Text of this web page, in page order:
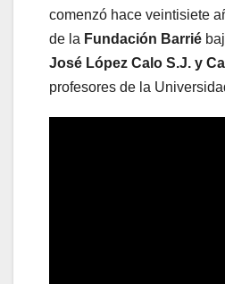
comenzó hace veintisiete
de la Fundación Barrié
José López Calo S.J. y
profesores de la